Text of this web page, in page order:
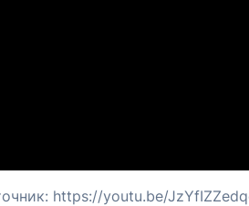
https://youtu.be/